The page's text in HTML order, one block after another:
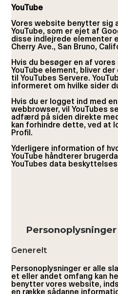
YouTube
Vores website benytter sig
YouTube, som er ejet af
disse indlejrede elementer
Cherry Ave., San Bruno,
Hvis du besøger en af
YouTube element, bliver
til YouTubes Servere.
informeret om hvilke sider
Hvis du er logget ind med
webbrowser, vil YouTubes
adfærd på siden direkte
kan forhindre dette, ved at
Profil.
Yderligere information of
YouTube håndterer
YouTubes data
Personoplysninger
Generelt
Personoplysninger er alle
et eller andet omfang kan
benytter vores website,